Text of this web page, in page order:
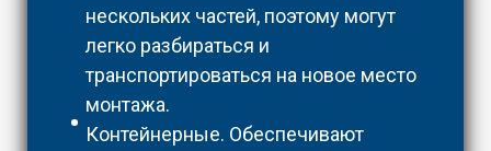
нескольких частей, поэтому могут
легко разбираться и
транспортироваться на новое место
монтажа.
Контейнерные. Обеспечивают